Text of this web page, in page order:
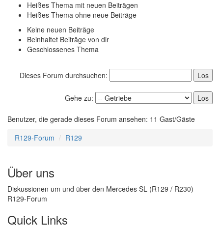
Heißes Thema mit neuen Beiträgen
Heißes Thema ohne neue Beiträge
Keine neuen Beiträge
Beinhaltet Beiträge von dir
Geschlossenes Thema
Dieses Forum durchsuchen:
Gehe zu:
Benutzer, die gerade dieses Forum ansehen: 11 Gast/Gäste
R129-Forum
R129
Über uns
Diskussionen um und über den Mercedes SL (R129 / R230)
R129-Forum
Quick Links